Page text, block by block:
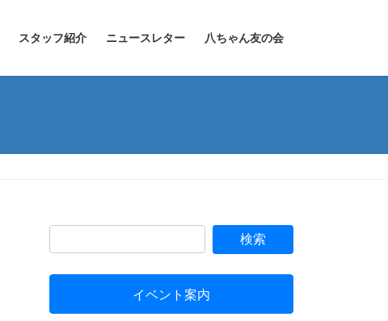
スタッフ紹介 ニュースレター 八ちゃん友の会
イベント案内